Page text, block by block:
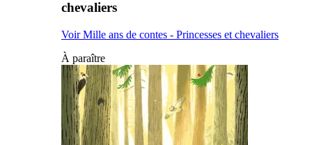
chevaliers
Voir Mille ans de contes - Princesses et chevaliers
À paraître